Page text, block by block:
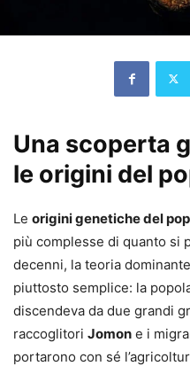
Una scoperta
le origini del
Le origini genetiche del
più complesse di quanto si
decenni, la teoria
piuttosto semplice: la
discendeva da due grandi
raccoglitori Jomon e i
portarono con sé